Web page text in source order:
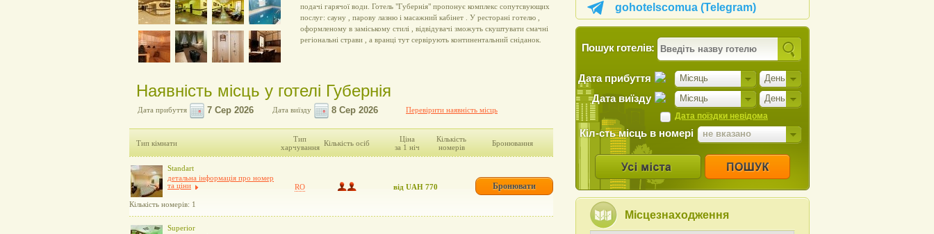
подачі гарячої води. Готель "Губернія" пропонує комплекс сопутсвующих
послуг: сауну , парову лазню і масажний кабінет . У ресторані готелю ,
оформленому в заміському стилі , відвідувачі зможуть скуштувати смачні
регіональні страви , а вранці тут сервірують континентальний сніданок.
Наявність місць у готелі Губернія
Дата прибуття Дата виїзду Перевірити наявність місць
Тип кімнати
Тип
харчування Кількість осіб
Ціна
за 1 ніч
Кількість
номерів
Бронювання
Standart
детальна інформація про номер
та ціни
Кількість номерів: 1
RO від UAH 770 Бронювати
Superior
gohotelscomua (Telegram)
Пошук готелів:
Місяць День
Дата прибуття
Місяць День
Дата виїзду
Дата поїздки невідома
Кіл-сть місць в номері не вказано
Місцезнаходження